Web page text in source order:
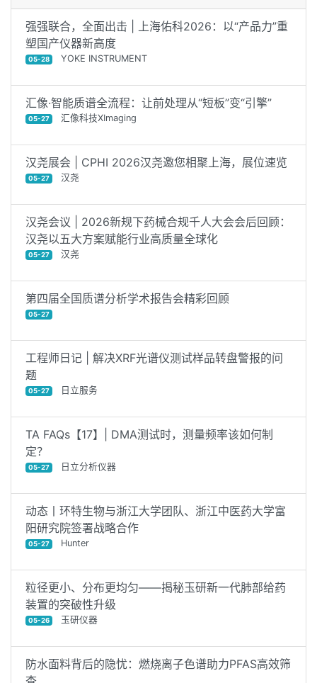
强强联合，全面出击 | 上海佑科2026：以“产品力”重
塑国产仪器新高度
05-28 YOKE INSTRUMENT
汇像·智能质谱全流程：让前处理从“短板”变“引擎”
05-27 汇像科技XImaging
汉尧展会 | CPHI 2026汉尧邀您相聚上海，展位速览
05-27 汉尧
汉尧会议 | 2026新规下药械合规千人大会会后回顾：
汉尧以五大方案赋能行业高质量全球化‌
05-27 汉尧
第四届全国质谱分析学术报告会精彩回顾
05-27
工程师日记 | 解决XRF光谱仪测试样品转盘警报的问
题
05-27 日立服务
TA FAQs【17】| DMA测试时，测量频率该如何制
定？
05-27 日立分析仪器
动态丨环特生物与浙江大学团队、浙江中医药大学富
阳研究院签署战略合作
05-27 Hunter
粒径更小、分布更均匀——揭秘玉研新一代肺部给药
装置的突破性升级
05-26 玉研仪器
防水面料背后的隐忧：燃烧离子色谱助力PFAS高效筛